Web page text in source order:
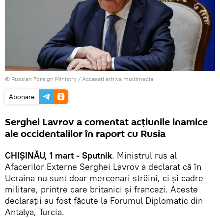
© Russian Foreign Ministry / Accesați arhiva multimedia
Abonare
Serghei Lavrov a comentat acțiunile inamice
ale occidentalilor în raport cu Rusia
CHIȘINĂU, 1 mart - Sputnik. Ministrul rus al
Afacerilor Externe Serghei Lavrov a declarat că în
Ucraina nu sunt doar mercenari străini, ci și cadre
militare, printre care britanici și francezi. Aceste
declarații au fost făcute la Forumul Diplomatic din
Antalya, Turcia.